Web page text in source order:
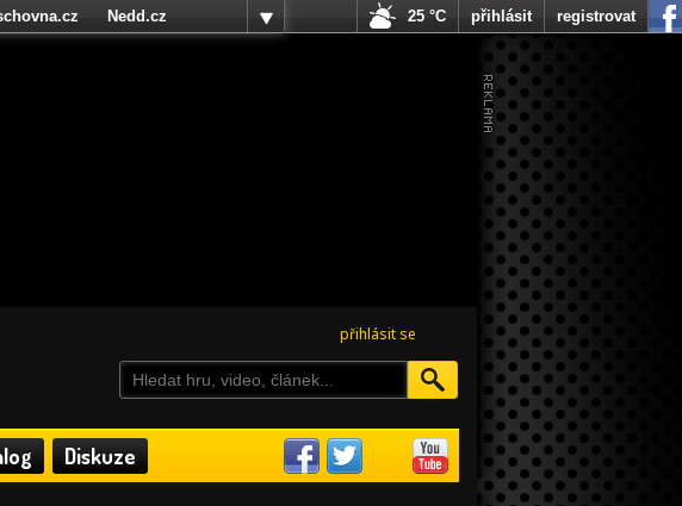
přihlásit se
Diskuze
Nedd.cz
25 °C přihlásit registrovat